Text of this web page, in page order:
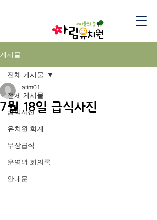
게시물
전체 게시물
급식사진
유치원 회계
무상급식
운영위 회의록
안내문
전체 게시물
7월 18일 급식사진
arim01